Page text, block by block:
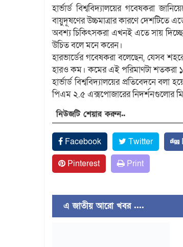
হার্ভার্ড বিশ্ববিদ্যালয়ের গবেষকরা
বায়ুদূষণের উচ্চমাত্রার কারণে দেশটিতে
অবশ্য চিকিৎসকরা এখনই এতে সায়
উচিত বলে মনে করেন।
হারভার্ডের গবেষকরা বলেছেন, যেসব
হারও কম। কমের এই পরিমাণটা শতকরা
হার্ভার্ড বিশ্ববিদ্যালয়ের প্রতিবেদনে
পিএম ২.৫ এক্সপোজারের নিদর্শনগুলোর
নিউজটি শেয়ার করুন..
Facebook Twitter
Pinterest
Print
এ জাতীয় আরো খবর ....